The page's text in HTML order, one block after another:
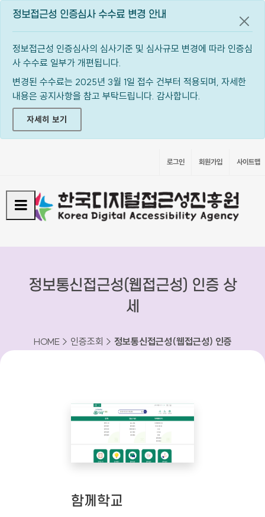
정보접근성 인증심사 수수료 변경 안내
정보접근성 인증심사의 심사기준 및 심사규모 변경에 따라 인증심
사 수수료 일부가 개편됩니다.
변경된 수수료는 2025년 3월 1일 접수 건부터 적용되며, 자세한
내용은 공지사항을 참고 부탁드립니다. 감사합니다.
자세히 보기
공지
로그인 회원가입 사이트맵
정보통신접근성(웹접근성) 인증 상
세
HOME > 인증조회 > 정보통신접근성(웹접근성) 인증
함께학교